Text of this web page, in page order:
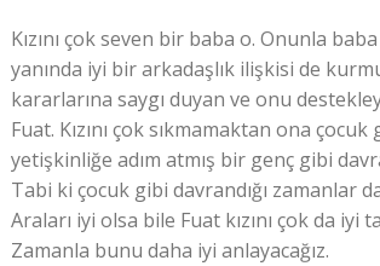
Kızını çok seven bir baba o. Onunla
yanında iyi bir arkadaşlık ilişkisi de
kararlarına saygı duyan ve onu
Fuat. Kızını çok sıkmamaktan ona çocuk
yetişkinliğe adım atmış bir genç gibi
Tabi ki çocuk gibi davrandığı zamanlar
Araları iyi olsa bile Fuat kızını çok da iyi
Zamanla bunu daha iyi anlayacağız.